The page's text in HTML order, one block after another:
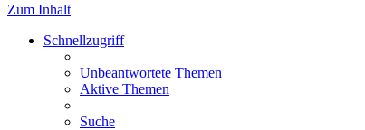
Zum Inhalt
Schnellzugriff
Unbeantwortete Themen
Aktive Themen
Suche